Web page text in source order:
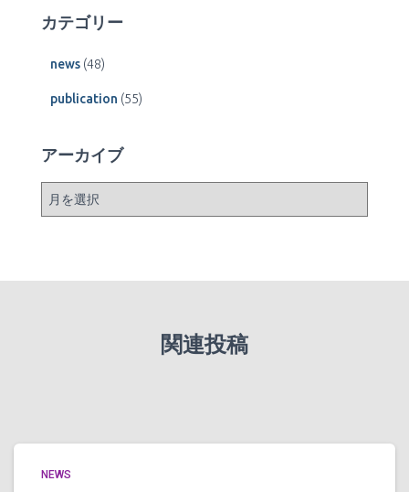
カテゴリー
news (48)
publication (55)
アーカイブ
ー
関連投稿
NEWS